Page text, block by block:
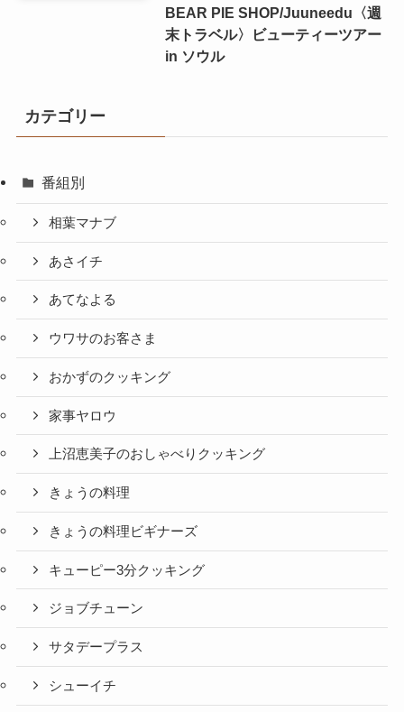
BEAR PIE SHOP/Juuneedu〈週
末トラベル〉ビューティーツアー
in ソウル
カテゴリー
番組別
相葉マナブ
あさイチ
あてなよる
ウワサのお客さま
おかずのクッキング
家事ヤロウ
上沼恵美子のおしゃべりクッキング
きょうの料理
きょうの料理ビギナーズ
キューピー3分クッキング
ジョブチューン
サタデープラス
シューイチ